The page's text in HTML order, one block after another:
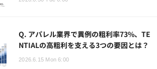
Q. アパレル業界で異例の粗利率73%、TE
NTIALの高粗利を支える3つの要因とは？
2026.6.15 Mon 6:00